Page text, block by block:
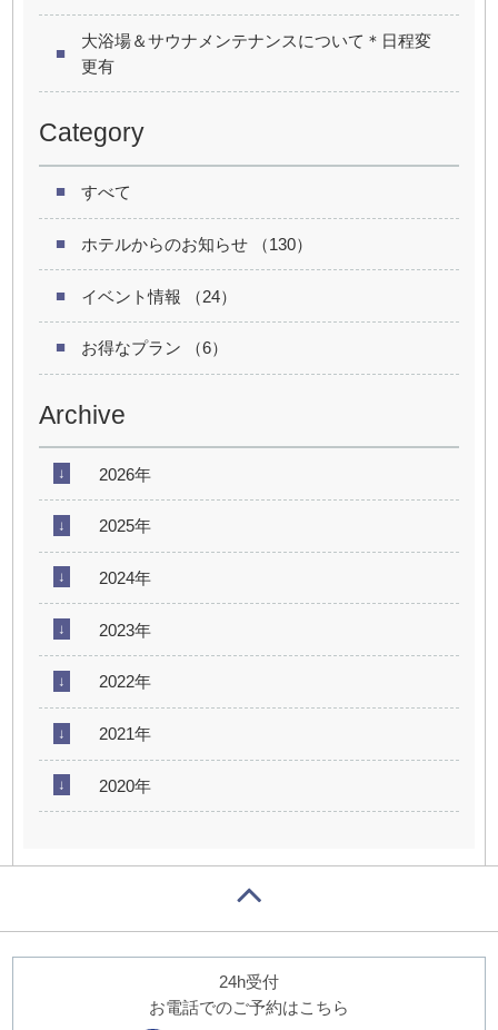
大浴場＆サウナメンテナンスについて＊日程変
更有
Category
すべて
ホテルからのお知らせ （130）
イベント情報 （24）
お得なプラン （6）
Archive
2026年
2025年
2024年
2023年
2022年
2021年
2020年
24h受付
お電話でのご予約はこちら